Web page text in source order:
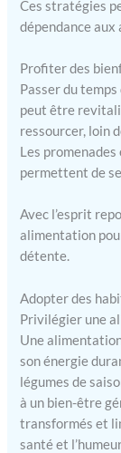
Ces stratégies
dépendance
Profiter des
Passer du
peut être
ressourcer, loin
Les
permettent de
Avec l’esprit
alimentation
détente.
Adopter des
Privilégier une
Une
son énergie
légumes de
à un bien-être
transformés et
santé et